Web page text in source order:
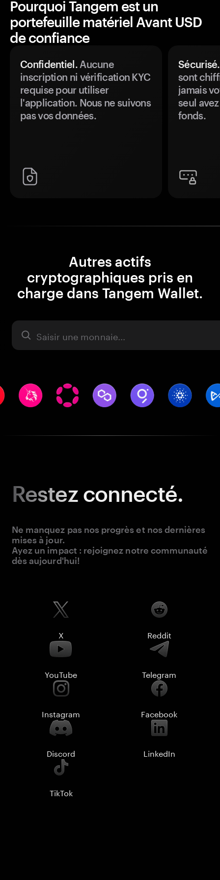
Pourquoi Tangem est un
portefeuille matériel Avant USD
de confiance
Confidentiel.Aucune
inscription ni vérification KYC
requise pour utiliser
l'application. Nous ne suivons
pas vos données.
Sécurisé.
sont
jamais
seul
fonds.
Autres actifs
cryptographiques pris en
charge dans Tangem Wallet.
Actifs
Restezconnecté.
Ne manquez pas nos progrès et nos dernières
mises à jour.
Ayez un impact : rejoignez notre communauté
dès aujourd'hui!
X Reddit
YouTube Telegram
Instagram Facebook
Discord LinkedIn
TikTok